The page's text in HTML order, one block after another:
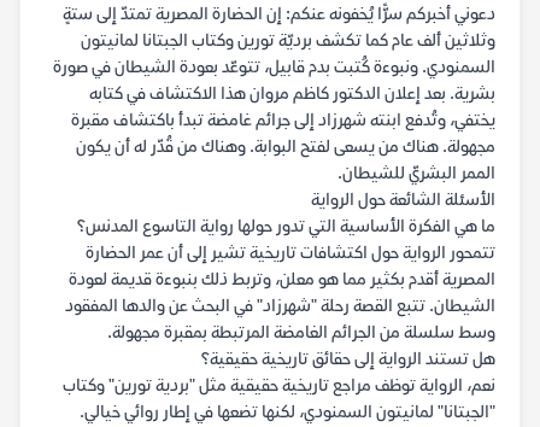
دعوني أخبركم سرًّا يُخفونه عنكم: إن الحضارة المصرية تمتدّ إلى ستةٍ
وثلاثين ألف عام كما تكشف برديّة تورين وكتاب الجبتانا لمانيتون
السمنودي. ونبوءة كُتبت بدم قابيل، تتوعّد بعودة الشيطان في صورة
بشرية. بعد إعلان الدكتور كاظم مروان هذا الاكتشاف في كتابه
يختفي، وتُدفع ابنته شهرزاد إلى جرائم غامضة تبدأ باكتشاف مقبرة
مجهولة. هناك من يسعى لفتح البوابة. وهناك من قُدّر له أن يكون
الممر البشريّ للشيطان.
الأسئلة الشائعة حول الرواية
ما هي الفكرة الأساسية التي تدور حولها رواية التاسوع المدنس؟
تتمحور الرواية حول اكتشافات تاريخية تشير إلى أن عمر الحضارة
المصرية أقدم بكثير مما هو معلن، وتربط ذلك بنبوءة قديمة لعودة
الشيطان. تتبع القصة رحلة "شهرزاد" في البحث عن والدها المفقود
وسط سلسلة من الجرائم الغامضة المرتبطة بمقبرة مجهولة.
هل تستند الرواية إلى حقائق تاريخية حقيقية؟
نعم، الرواية توظف مراجع تاريخية حقيقية مثل "بردية تورين" وكتاب
"الجبتانا" لمانيتون السمنودي، لكنها تضعها في إطار روائي خيالي.